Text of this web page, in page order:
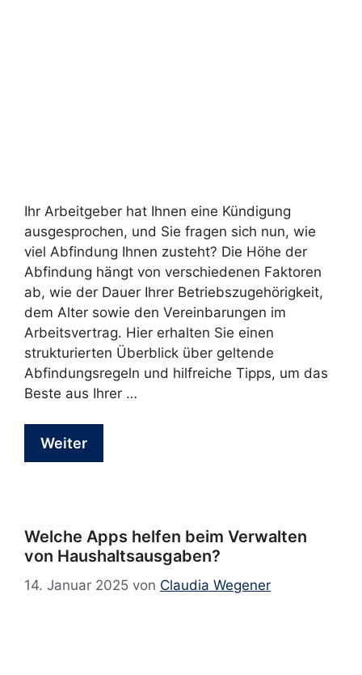
Ihr Arbeitgeber hat Ihnen eine Kündigung
ausgesprochen, und Sie fragen sich nun, wie
viel Abfindung Ihnen zusteht? Die Höhe der
Abfindung hängt von verschiedenen Faktoren
ab, wie der Dauer Ihrer Betriebszugehörigkeit,
dem Alter sowie den Vereinbarungen im
Arbeitsvertrag. Hier erhalten Sie einen
strukturierten Überblick über geltende
Abfindungsregeln und hilfreiche Tipps, um das
Beste aus Ihrer …
Weiter
Welche Apps helfen beim Verwalten
von Haushaltsausgaben?
14. Januar 2025 von Claudia Wegener